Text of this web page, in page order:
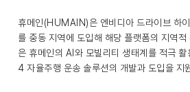
휴메인(HUMAIN)은 엔비디아 드라이브 하
를 중동 지역에 도입해 해당 플랫폼의 지역
은 휴메인의 AI와 모빌리티 생태계를 적극
4 자율주행 운송 솔루션의 개발과 도입을 지